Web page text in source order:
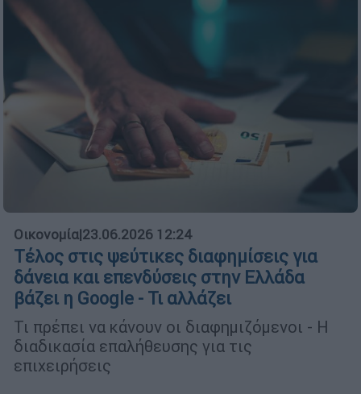
Οικονομία|23.06.2026 12:24
Τέλος στις ψεύτικες διαφημίσεις για
δάνεια και επενδύσεις στην Ελλάδα
βάζει η Google - Τι αλλάζει
Τι πρέπει να κάνουν οι διαφημιζόμενοι - Η
διαδικασία επαλήθευσης για τις
επιχειρήσεις